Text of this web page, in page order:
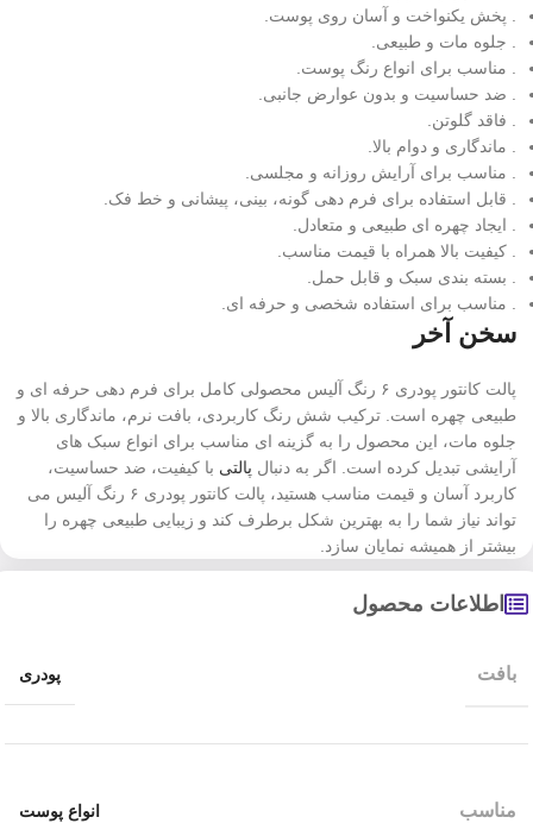
. پخش یکنواخت و آسان روی پوست.
. جلوه مات و طبیعی.
. مناسب برای انواع رنگ پوست.
. ضد حساسیت و بدون عوارض جانبی.
. فاقد گلوتن.
. ماندگاری و دوام بالا.
. مناسب برای آرایش روزانه و مجلسی.
. قابل استفاده برای فرم دهی گونه، بینی، پیشانی و خط فک.
. ایجاد چهره ای طبیعی و متعادل.
. کیفیت بالا همراه با قیمت مناسب.
. بسته بندی سبک و قابل حمل.
. مناسب برای استفاده شخصی و حرفه ای.
سخن آخر
پالت کانتور پودری ۶ رنگ آلیس محصولی کامل برای فرم دهی حرفه ای و
طبیعی چهره است. ترکیب شش رنگ کاربردی، بافت نرم، ماندگاری بالا و
جلوه مات، این محصول را به گزینه ای مناسب برای انواع سبک های
آرایشی تبدیل کرده است. اگر به دنبال پالتی با کیفیت، ضد حساسیت،
کاربرد آسان و قیمت مناسب هستید، پالت کانتور پودری ۶ رنگ آلیس می
تواند نیاز شما را به بهترین شکل برطرف کند و زیبایی طبیعی چهره را
بیشتر از همیشه نمایان سازد.
اطلاعات محصول
بافت پودری
مناسب انواع پوست